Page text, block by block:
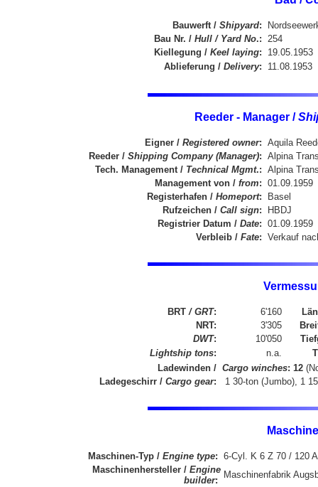
Bauwerft / Shipyard:
Bau Nr. / Hull / Yard No.: 254
Kiellegung / Keel laying:
19.05.1953
Ablieferung / Delivery: 11.08.1953
Reeder - Manager /
Eigner / Registered owner: Aquila
Reeder / Shipping Company (Manager): Alpina
Tech. Management / Technical Mgmt.: Alpina
Management von /from: 01.09.1959
Registerhafen /Homeport:
Basel
Rufzeichen / Call sign:
HBDJ
Registrier Datum /Date: 01.09.1959
Verbleib / Fate: Verkauf
BRT / GRT: 6'160
NRT: 3'305
DWT: 10'050
Lightship tons: n.a.
Ladewinden / Cargo winches: 12
Ladegeschirr / Cargo gear: 1 30-ton (Jumbo), 1
Maschinen-Typ / Engine type: 6-Cyl. K 6 Z 70 / 120 A
Maschinenhersteller / Engine
builder:
Maschinenfabrik